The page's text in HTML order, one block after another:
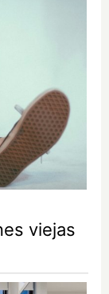
viejas